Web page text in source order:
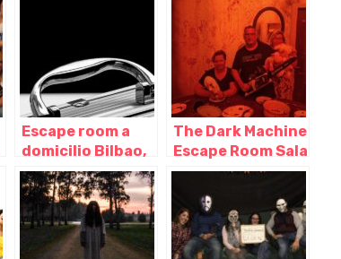
Real – Madrid
Room a domicilio,
Manzanares el
Real – Madrid
Escape room a
domicilio Bilbao,
Abadiño –
Vizcaya
The Dark Machine
Escape Room Sala
Escalofrio,
Almería –
Andalucía